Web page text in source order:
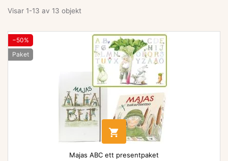
Visar 1-13 av 13 objekt
−50%
Paket

Majas ABC ett presentpaket